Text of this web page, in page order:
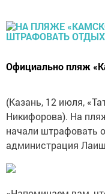
Официально пляж
(Казань, 12 июля,
Никифорова). На
начали штрафовать
администрация